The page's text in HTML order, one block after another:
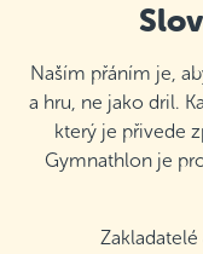
Naším přáním je,
a hru, ne jako dril.
který je přivede
Gymnathlon je